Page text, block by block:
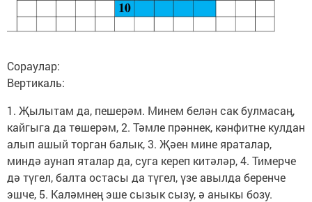
Сораулар:
Вертикаль:
1. Җылытам да, пешерәм. Минем белән сак булмасаң,
кайгыга да төшерәм, 2. Тәмле прәннек, кәнфитне кулдан
алып ашый торган балык, 3. Җәен мине яраталар,
миндә аунап яталар да, суга кереп китәләр, 4. Тимерче
дә түгел, балта остасы да түгел, үзе авылда беренче
эшче, 5. Каләмнең эше сызык сызу, ә аныкы бозу.